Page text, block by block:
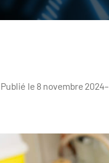
Publié le 8 novembre 2024–